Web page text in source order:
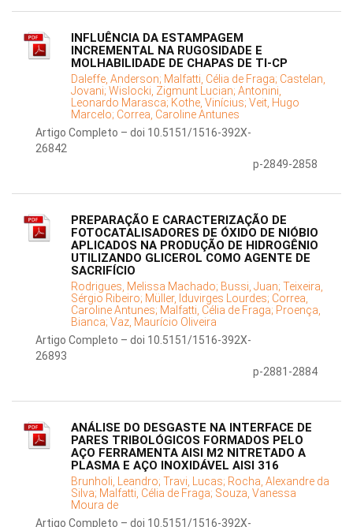
INFLUÊNCIA DA ESTAMPAGEM
INCREMENTAL NA RUGOSIDADE E
MOLHABILIDADE DE CHAPAS DE TI-CP
Daleffe, Anderson; Malfatti, Célia de Fraga; Castelan,
Jovani; Wislocki, Zigmunt Lucian; Antonini,
Leonardo Marasca; Kothe, Vinícius; Veit, Hugo
Marcelo; Correa, Caroline Antunes
Artigo Completo – doi 10.5151/1516-392X-
26842
p-2849-2858
PREPARAÇÃO E CARACTERIZAÇÃO DE
FOTOCATALISADORES DE ÓXIDO DE NIÓBIO
APLICADOS NA PRODUÇÃO DE HIDROGÊNIO
UTILIZANDO GLICEROL COMO AGENTE DE
SACRIFÍCIO
Rodrigues, Melissa Machado; Bussi, Juan; Teixeira,
Sérgio Ribeiro; Müller, Iduvirges Lourdes; Correa,
Caroline Antunes; Malfatti, Célia de Fraga; Proença,
Bianca; Vaz, Maurício Oliveira
Artigo Completo – doi 10.5151/1516-392X-
26893
p-2881-2884
ANÁLISE DO DESGASTE NA INTERFACE DE
PARES TRIBOLÓGICOS FORMADOS PELO
AÇO FERRAMENTA AISI M2 NITRETADO A
PLASMA E AÇO INOXIDÁVEL AISI 316
Brunholi, Leandro; Travi, Lucas; Rocha, Alexandre da
Silva; Malfatti, Célia de Fraga; Souza, Vanessa
Moura de
Artigo Completo – doi 10.5151/1516-392X-